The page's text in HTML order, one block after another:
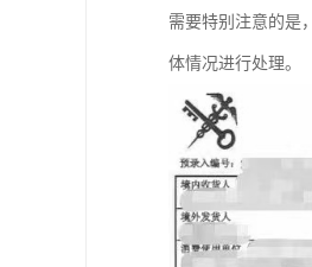
需要特别注意的是
体情况进行处理。